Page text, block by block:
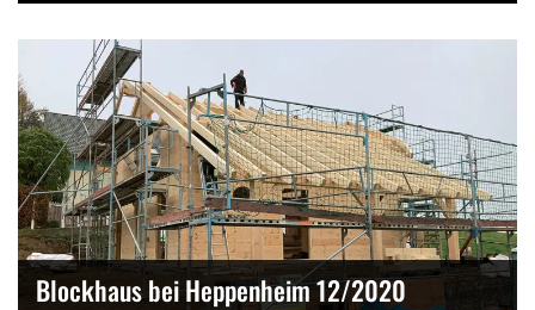
Blockhaus bei Heppenheim 12/2020